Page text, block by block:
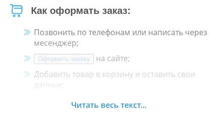
Как оформать заказ:
Позвонить по телефонам или написать через
месенджер;
Оформить заявку
на сайте;
Добавить товар в корзину и оставить свои
данные;
Менеджер свяжется с Вами в течение 30
Читать весь текст...